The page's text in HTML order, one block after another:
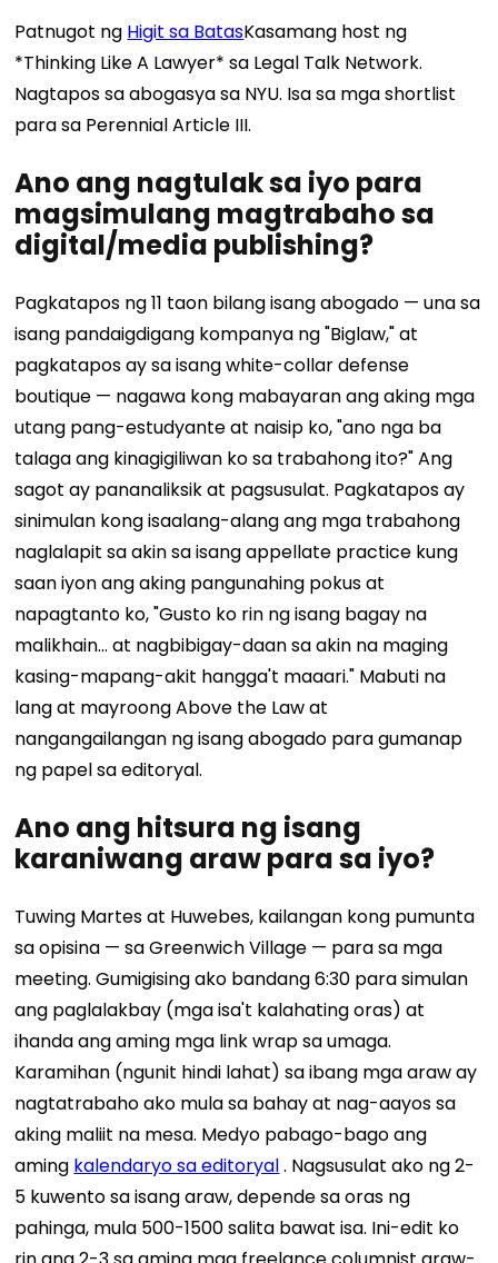
Patnugot ng Higit sa BatasKasamang host ng
*Thinking Like A Lawyer* sa Legal Talk Network.
Nagtapos sa abogasya sa NYU. Isa sa mga shortlist
para sa Perennial Article III.
Ano ang nagtulak sa iyo para
magsimulang magtrabaho sa
digital/media publishing?
Pagkatapos ng 11 taon bilang isang abogado — una sa
isang pandaigdigang kompanya ng "Biglaw," at
pagkatapos ay sa isang white-collar defense
boutique — nagawa kong mabayaran ang aking mga
utang pang-estudyante at naisip ko, "ano nga ba
talaga ang kinagigiliwan ko sa trabahong ito?" Ang
sagot ay pananaliksik at pagsusulat. Pagkatapos ay
sinimulan kong isaalang-alang ang mga trabahong
naglalapit sa akin sa isang appellate practice kung
saan iyon ang aking pangunahing pokus at
napagtanto ko, "Gusto ko rin ng isang bagay na
malikhain... at nagbibigay-daan sa akin na maging
kasing-mapang-akit hangga't maaari." Mabuti na
lang at mayroong Above the Law at
nangangailangan ng isang abogado para gumanap
ng papel sa editoryal.
Ano ang hitsura ng isang
karaniwang araw para sa iyo?
Tuwing Martes at Huwebes, kailangan kong pumunta
sa opisina — sa Greenwich Village — para sa mga
meeting. Gumigising ako bandang 6:30 para simulan
ang paglalakbay (mga isa't kalahating oras) at
ihanda ang aming mga link wrap sa umaga.
Karamihan (ngunit hindi lahat) sa ibang mga araw ay
nagtatrabaho ako mula sa bahay at nag-aayos sa
aking maliit na mesa. Medyo pabago-bago ang
aming kalendaryo sa editoryal. Nagsusulat ako ng 2-
5 kuwento sa isang araw, depende sa oras ng
pahinga, mula 500-1500 salita bawat isa. Ini-edit ko